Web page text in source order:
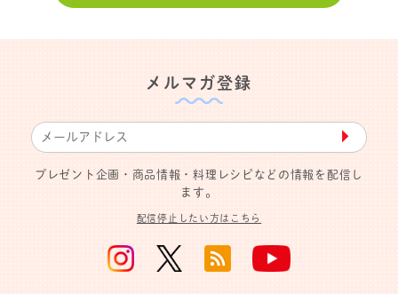
メルマガ登録
▶︎
プレゼント企画・商品情報・料理レシピなどの情報を配信し
ます。
配信停止したい方はこちら